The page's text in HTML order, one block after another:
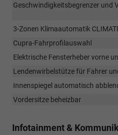
Geschwindigkeitsbegrenzer und
3-Zonen Klimaautomatik
Cupra-Fahrprofilauswahl
Elektrische Fensterheber vorne
Lendenwirbelstütze für Fahrer
Innenspiegel automatisch
Vordersitze beheizbar
Infotainment &